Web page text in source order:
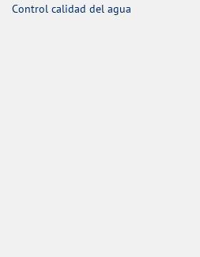
Control calidad del agua